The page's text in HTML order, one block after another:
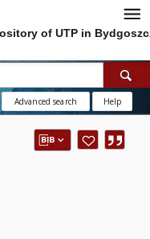
of UTP in
Advanced search Help